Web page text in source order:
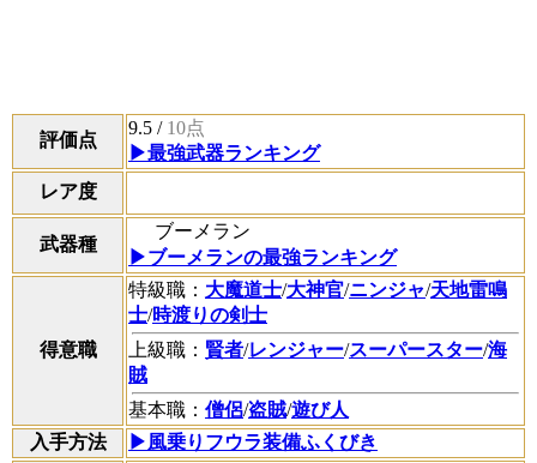
評価点
9.5 / 10点
▶最強武器ランキング
レア度
武器種
ブーメラン
▶ブーメランの最強ランキング
得意職
特級職： 大魔道士/大神官/ニンジャ/天地雷鳴
士/時渡りの剣士
上級職： 賢者/レンジャー/スーパースター/海
賊
基本職： 僧侶/盗賊/遊び人
入手方法
▶風乗りフウラ装備ふくびき